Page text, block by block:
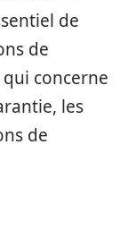
de
de
concerne
les
de